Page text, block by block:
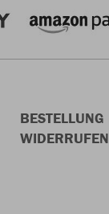
BESTELLUNG
WIDERRUFEN